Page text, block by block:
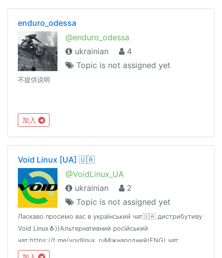
enduro_odessa
@enduro_odessa
ukrainian
4
Topic is not assigned yet
不提供说明
加入
Void Linux [UA] 🇺🇦
@VoidLinux_UA
ukrainian
2
Topic is not assigned yet
Ласкаво просимо вас в український чат🇺🇦 дистрибутиву
Void Linux🐧))Альтернативний російський
чат:https://t.me/voidlinux_ruМіжнародний(ENG) чат:
https://t.me/voidlinux_org